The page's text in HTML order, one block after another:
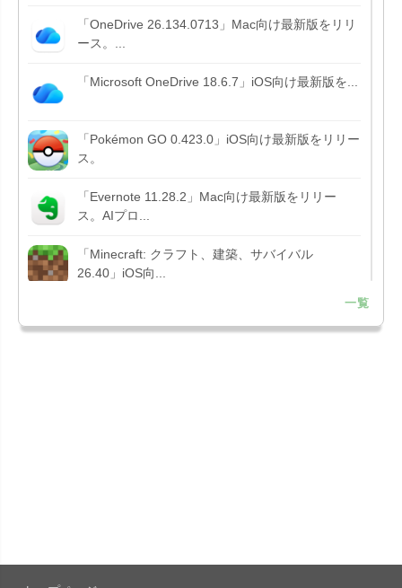
「OneDrive 26.134.0713」Mac向け最新版をリリ
ース。...
「Microsoft OneDrive 18.6.7」iOS向け最新版を...
「Pokémon GO 0.423.0」iOS向け最新版をリリー
ス。
「Evernote 11.28.2」Mac向け最新版をリリー
ス。AIプロ...
「Minecraft: クラフト、建築、サバイバル
26.40」iOS向...
151.0.7922....
一覧